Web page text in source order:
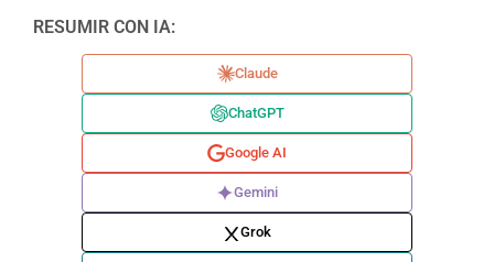
RESUMIR CON IA:
Claude
ChatGPT
Google AI
Gemini
Grok